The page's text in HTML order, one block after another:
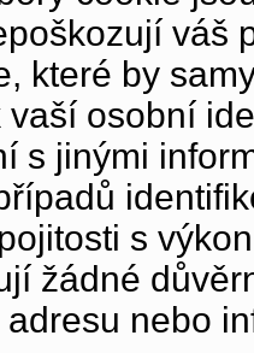
váš
které by
vaší osobní
s jinými
s
žádné
nebo